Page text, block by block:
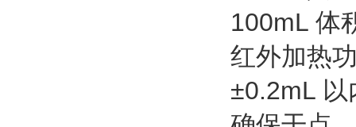
100mL 体
红外加热
±0.2mL